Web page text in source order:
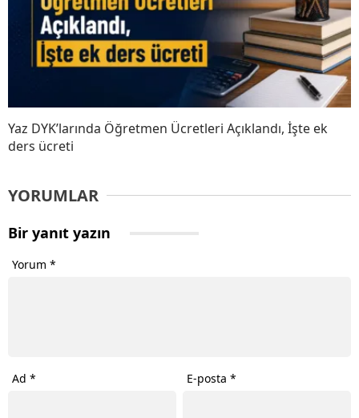
Yaz DYK’larında Öğretmen Ücretleri Açıklandı, İşte ek
ders ücreti
YORUMLAR
Bir yanıt yazın
Yorum *
Ad * E-posta*